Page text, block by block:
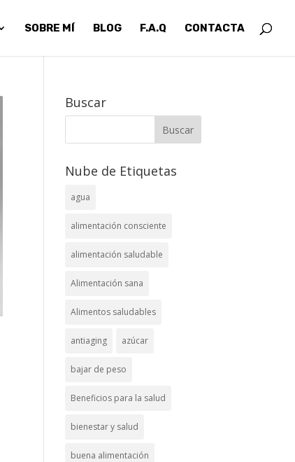
SOBRE MÍ BLOG F.A.Q CONTACTA
Buscar
Nube de Etiquetas
agua
alimentación consciente
alimentación saludable
Alimentación sana
Alimentos saludables
antiaging azúcar
bajar de peso
Beneficios para la salud
bienestar y salud
buena alimentación